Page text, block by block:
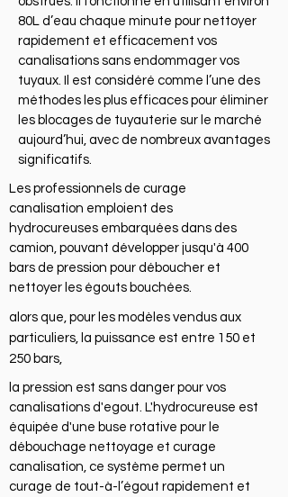
80L d’eau chaque minute pour nettoyer
rapidement et efficacement vos
canalisations sans endommager vos
tuyaux. Il est considéré comme l’une des
méthodes les plus efficaces pour éliminer
les blocages de tuyauterie sur le marché
aujourd’hui, avec de nombreux avantages
significatifs.
Les professionnels de curage
canalisation emploient des
hydrocureuses embarquées dans des
camion, pouvant développer jusqu'à 400
bars de pression pour déboucher et
nettoyer les égouts bouchées.
alors que, pour les modèles vendus aux
particuliers, la puissance est entre 150 et
250 bars,
la pression est sans danger pour vos
canalisations d'egout. L'hydrocureuse est
équipée d'une buse rotative pour le
débouchage nettoyage et curage
canalisation, ce système permet un
curage de tout-à-l’égout rapidement et